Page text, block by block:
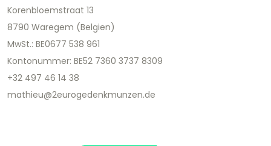
Korenbloemstraat 13
8790 Waregem (Belgien)
MwSt.: BE0677 538 961
Kontonummer: BE52 7360 3737 8309
+32 497 46 14 38
mathieu@2eurogedenkmunzen.de